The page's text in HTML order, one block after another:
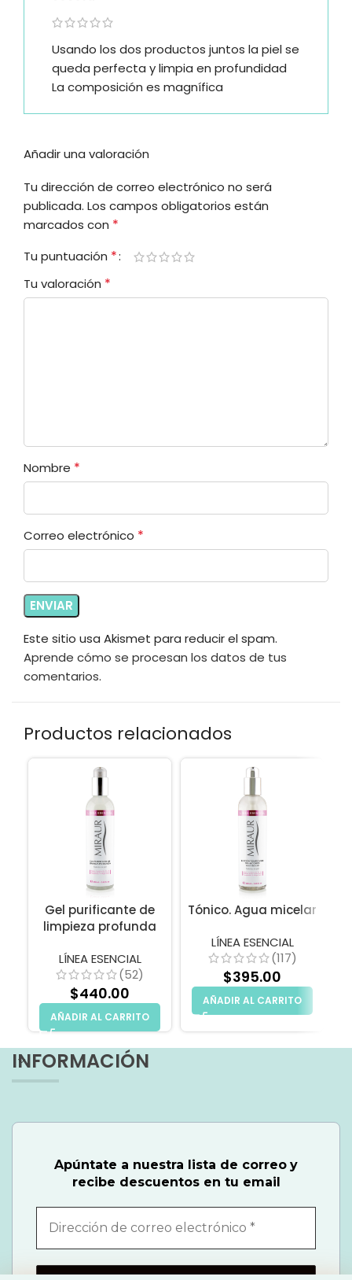
Usando los dos productos juntos la piel se
queda perfecta y limpia en profundidad
La composición es magnífica
Añadir una valoración
Tu dirección de correo electrónico no será
publicada. Los campos obligatorios están
marcados con *
Tu puntuación *
Tu valoración *
Nombre *
Correo electrónico *
Este sitio usa Akismet para reducir el spam.
Aprende cómo se procesan los datos de tus
comentarios.
Productos relacionados
Gel purificante de
limpieza profunda
LÍNEA ESENCIAL
(52)
$440.00
AÑADIR AL CARRITO
Tónico. Agua micelar
LÍNEA ESENCIAL
(117)
$395.00
AÑADIR AL CARRITO
INFORMACIÓN
Apúntate a nuestra lista de correo y
recibe descuentos en tu email
Dirección
de
*